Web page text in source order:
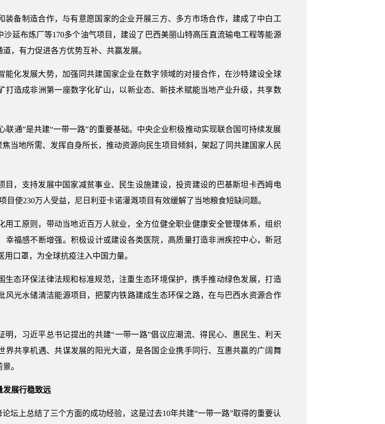
备制造合作，与有意愿国家的企业开展三方、多方市场合作，建成了中白工
延布炼厂等170多个油气项目，建设了巴西美丽山特高压直流输电工程等能源
，有力促进各方优势互补、共赢发展。
化发展大势，加强同共建国家企业在数字领域的对接合作，在沙特建设全球
打造成非洲第一座数字化矿山，以新业态、新技术赋能当地产业升级，共享数
联通”是共建“一带一路”的重要基础。中央企业积极推动实现联合国可持续发展
当地所需、发挥自身所长，推动资源向民生项目倾斜，架起了同共建国家人民
，支持发展中国家减贫事业、民生设施建设，投资建设的巴基斯坦卡西姆电
使230万人受益，尼日利亚卡诺灌溉项目有效缓解了当地粮食短缺问题。
工原则，带动当地近百万人就业，全方位健全职业健康安全管理体系，组织
幸福感不断增强。积极设计或建设各类医院，高质量打造非洲疾控中心，新冠
口罩，为全球抗疫注入中国力量。
态环保法律法规和标准规范，注重生态环境保护，携手推动绿色发展，打造
风光水储清洁能源项目，把蒙内铁路建成生态环保之路，在与巴西水资源合作
明，习近平总书记提出的共建“一带一路”倡议应潮流、得民心、惠民生、利天
界共享机遇、共谋发展的阳光大道，是各国企业携手同行、互惠共赢的广阔舞
。
发展行稳致远
坛上总结了三个方面的成功经验，这是过去10年共建“一带一路”取得的重要认